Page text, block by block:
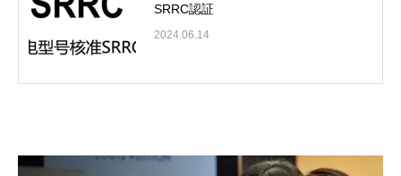
SRRC認証
2024.06.14